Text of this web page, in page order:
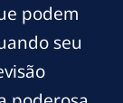
podem
seu